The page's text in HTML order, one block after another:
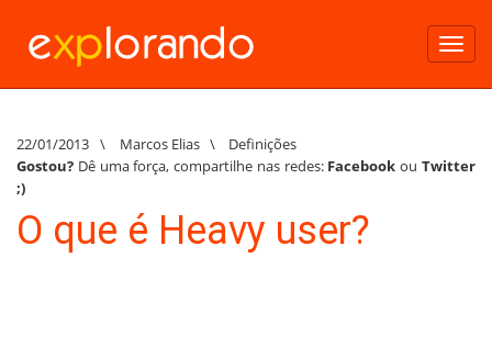
22/01/2013 \ Marcos Elias \
Definições
Gostou? Dê uma força, compartilhe nas redes: Facebook ouTwitter
;)
O que é Heavy user?